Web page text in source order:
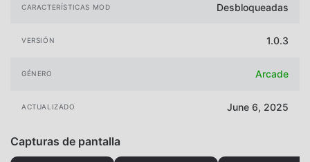
CARACTERÍSTICAS MOD Desbloqueadas
VERSIÓN 1.0.3
GÉNERO Arcade
ACTUALIZADO June 6, 2025
Capturas de pantalla